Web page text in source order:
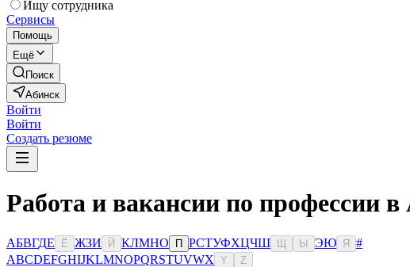
Ищу сотрудника
Сервисы
Помощь
Ещё
Поиск
Абинск
Войти
Войти
Создать резюме
Работа и вакансии по профессии в
АБВГДЕ Ё ЖЗИ Й КЛМНО П РСТУФХЦЧШ Ы ЭЮ Я
#
ABCDEFGHIJKLMNOPQRSTUVWX Y Z